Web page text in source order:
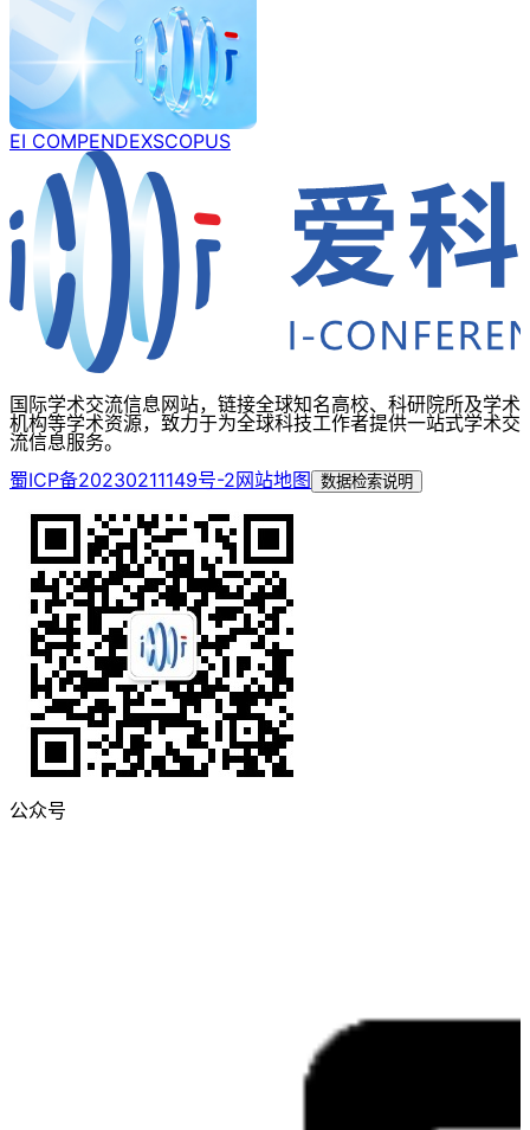
EI COMPENDEXSCOPUS
国际学术交流信息网站，链接全球知名高校、科研院所及学术
机构等学术资源，致力于为全球科技工作者提供一站式学术交
流信息服务。
蜀ICP备20230211149号-2网站地图 数据检索说明
公众号